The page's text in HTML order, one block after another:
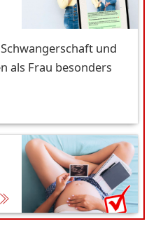
und
als Frau besonders